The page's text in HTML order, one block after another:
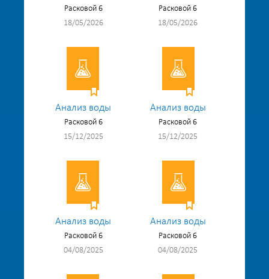
Расковой 6
18/05/2026
Расковой 6
18/05/2026
Анализ воды
Расковой 6
15/12/2025
Анализ воды
Расковой 6
15/12/2025
Анализ воды
Расковой 6
04/08/2025
Анализ воды
Расковой 6
04/08/2025